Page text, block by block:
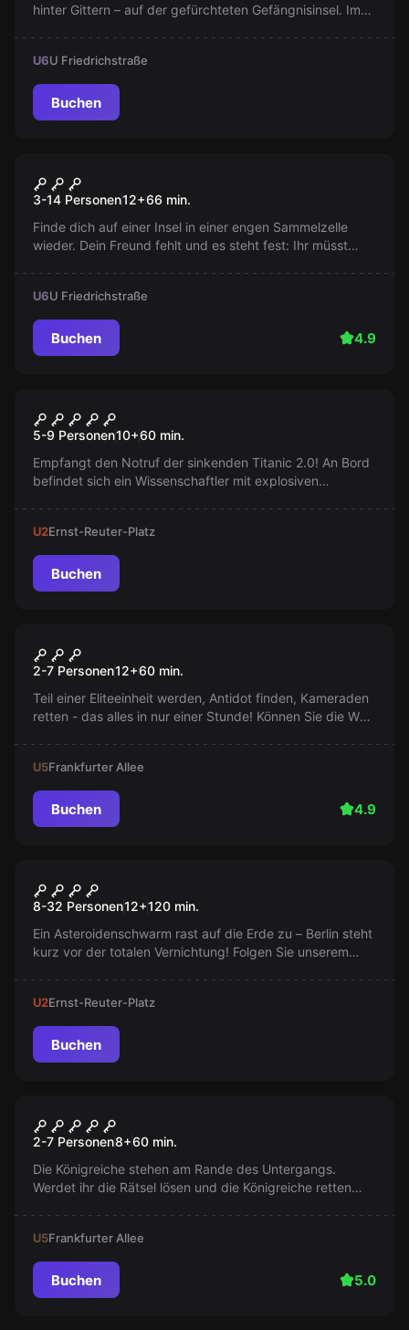
hinter Gittern – auf der gefürchteten Gefängnisinsel. Im
U6U Friedrichstraße
Buchen
Prison Island
3-14 Personen12+66 min.
Finde dich auf einer Insel in einer engen Sammelzelle
wieder. Dein Freund fehlt und es steht fest: Ihr müsst
U6U Friedrichstraße
Buchen 4.9
Neu
Titanik 2.0
5-9 Personen10+60 min.
Empfangt den Notruf der sinkenden Titanic 2.0! An Bord
befindet sich ein Wissenschaftler mit explosiven
entkommen. Taucht ein ins Abenteuer!
U2Ernst-Reuter-Platz
Buchen
Zombievirus Umbrella
Corporation
2-7 Personen12+60 min.
Teil einer Eliteeinheit werden, Antidot finden, Kameraden
retten - das alles in nur einer Stunde! Können Sie die Welt
U5Frankfurter Allee
Buchen 4.9
Skywatch
8-32 Personen12+120 min.
Ein Asteroidenschwarm rast auf die Erde zu – Berlin steht
kurz vor der totalen Vernichtung! Folgen Sie unserem
einschlagen!
U2Ernst-Reuter-Platz
Buchen
Escape of Thrones
2-7 Personen8+60 min.
Die Königreiche stehen am Rande des Untergangs.
Werdet ihr die Rätsel lösen und die Königreiche retten
U5Frankfurter Allee
Buchen 5.0